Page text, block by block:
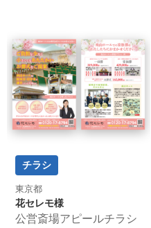
チラシ
東京都
花セレモ様
公営斎場アピールチラシ